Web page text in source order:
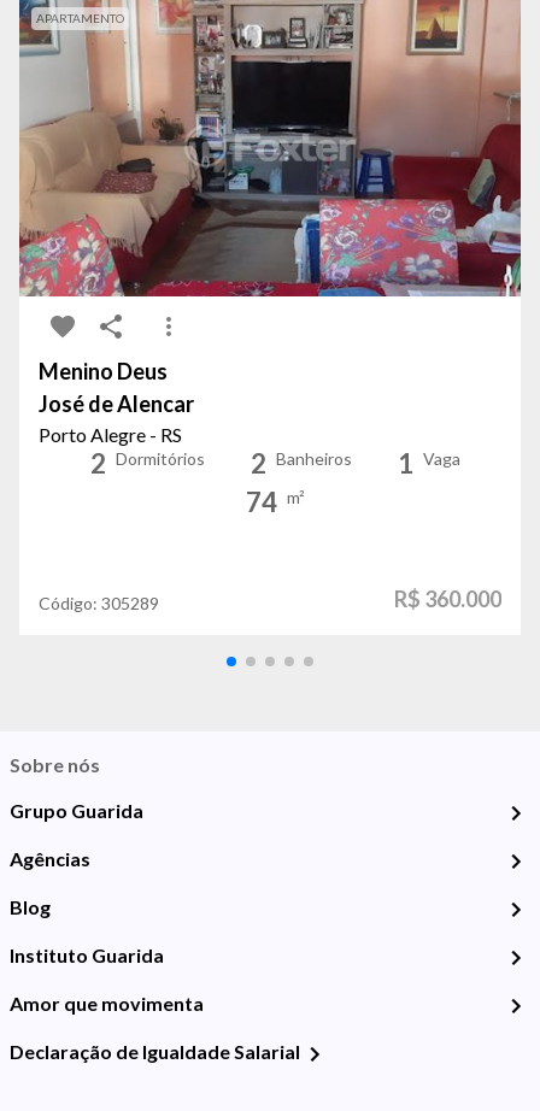
APARTAMENTO
Menino Deus
José de Alencar
Porto Alegre - RS
2 Dormitórios 2 Banheiros 1 Vaga
74 m²
Código: 305289 R$ 360.000
Sobre nós
Grupo Guarida
Agências
Blog
Instituto Guarida
Amor que movimenta
Declaração de Igualdade Salarial